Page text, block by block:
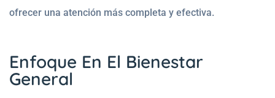
ofrecer una atención más completa y efectiva.
Enfoque En El Bienestar
General